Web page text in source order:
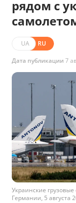
рядом с
UA RU
Дата публикации 7
Украинские
Германии, 5 августа